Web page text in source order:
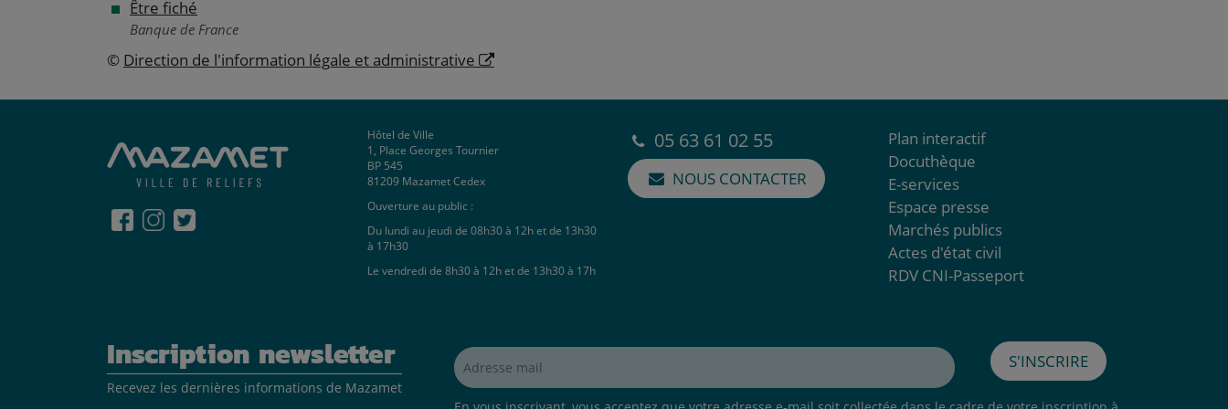
Être fiché
Banque de France
© Direction de l'information légale et administrative
Hôtel de Ville
1, Place Georges Tournier
BP 545
81209 Mazamet Cedex
Ouverture au public :
Du lundi au jeudi de 08h30 à 12h et de 13h30
à 17h30
Le vendredi de 8h30 à 12h et de 13h30 à 17h
05 63 61 02 55
NOUS CONTACTER
Plan interactif
Docuthèque
E-services
Espace presse
Marchés publics
Actes d'état civil
RDV CNI-Passeport
Inscription newsletter
Recevez les dernières informations de Mazamet
Adresse mail*
S'inscrire